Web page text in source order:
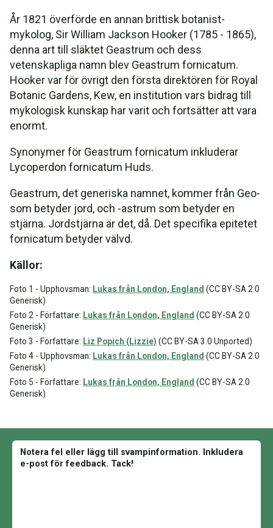
År 1821 överförde en annan brittisk botanist-
mykolog, Sir William Jackson Hooker (1785 - 1865),
denna art till släktet Geastrum och dess
vetenskapliga namn blev Geastrum fornicatum.
Hooker var för övrigt den första direktören för Royal
Botanic Gardens, Kew, en institution vars bidrag till
mykologisk kunskap har varit och fortsätter att vara
enormt.
Synonymer för Geastrum fornicatum inkluderar
Lycoperdon fornicatum Huds.
Geastrum, det generiska namnet, kommer från Geo-
som betyder jord, och -astrum som betyder en
stjärna. Jordstjärna är det, då. Det specifika epitetet
fornicatum betyder välvd.
Källor:
Foto 1 - Upphovsman: Lukas från London, England (CC BY-SA 2.0
Generisk)
Foto 2 - Författare: Lukas från London, England (CC BY-SA 2.0
Generisk)
Foto 3 - Författare: Liz Popich (Lizzie) (CC BY-SA 3.0 Unported)
Foto 4 - Upphovsman: Lukas från London, England (CC BY-SA 2.0
Generisk)
Foto 5 - Författare: Lukas från London, England (CC BY-SA 2.0
Generisk)